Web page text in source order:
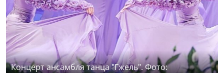
Концерт ансамбля танца "Гжель". Фото: